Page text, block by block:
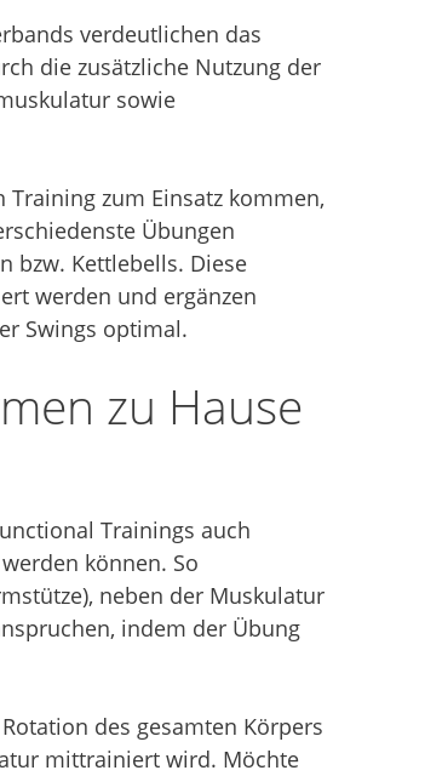
verdeutlichen das
die zusätzliche Nutzung der
sowie
zum Einsatz kommen,
Übungen
bzw. Kettlebells. Diese
werden und ergänzen
Swings optimal.
zu Hause
Trainings auch
können. So
neben der Muskulatur
indem der Übung
des gesamten Körpers
mittrainiert wird. Möchte